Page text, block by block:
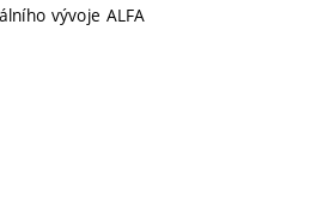
vývoje ALFA